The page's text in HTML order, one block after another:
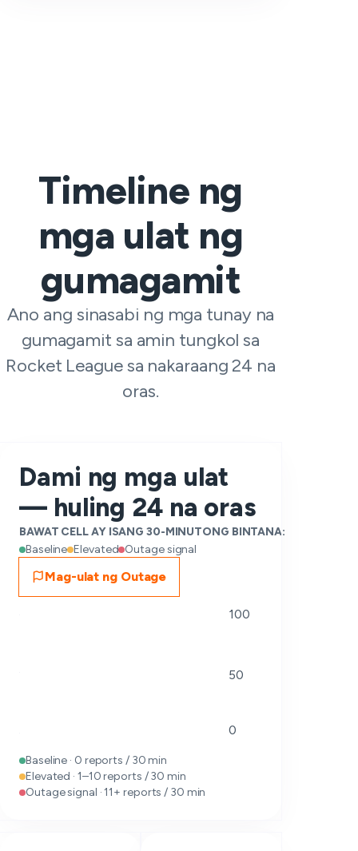
Timeline ng
mga ulat ng
gumagamit
Ano ang sinasabi ng mga tunay na
gumagamit sa amin tungkol sa
Rocket League sa nakaraang 24 na
oras.
Dami ng mga ulat
— huling 24 na oras
BAWAT CELL AY ISANG 30-MINUTONG BINTANA:
Baseline Elevated Outage signal
Mag-ulat ng Outage
100
50
0
Baseline · 0 reports / 30 min
Elevated · 1–10 reports / 30 min
Outage signal · 11+ reports / 30 min